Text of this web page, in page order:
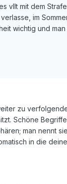
vllt mit dem
im
wichtig und
zu
Schöne
man nennt
in die